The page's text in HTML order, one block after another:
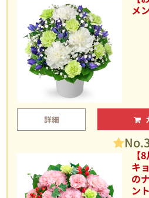
メ
詳細
【
キ
の
ント